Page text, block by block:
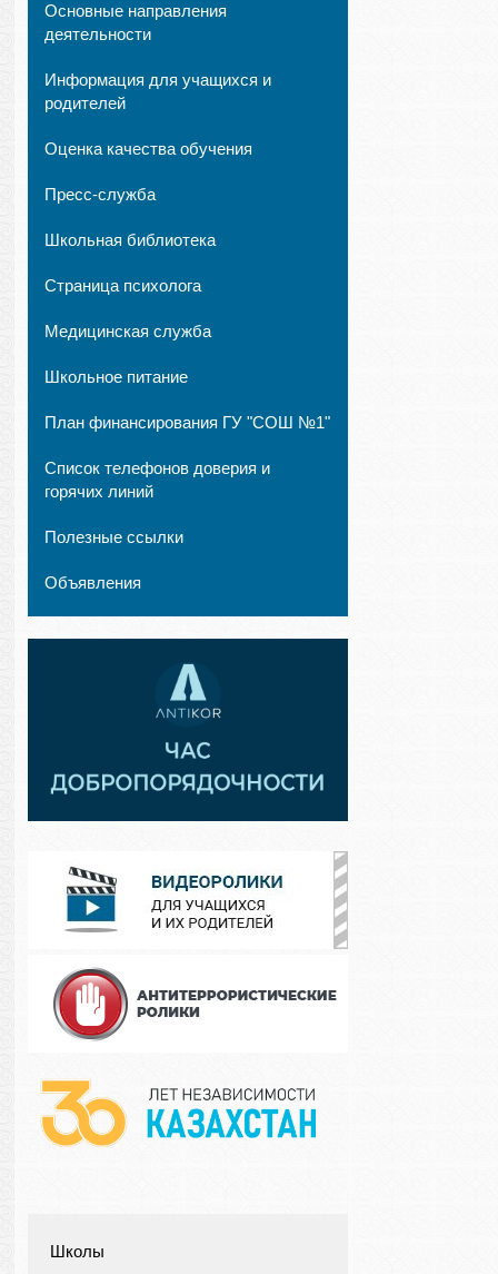
Основные направления
деятельности
Информация для учащихся и
родителей
Оценка качества обучения
Пресс-служба
Школьная библиотека
Страница психолога
Медицинская служба
Школьное питание
План финансирования ГУ "СОШ №1"
Список телефонов доверия и
горячих линий
Полезные ссылки
Объявления
Школы